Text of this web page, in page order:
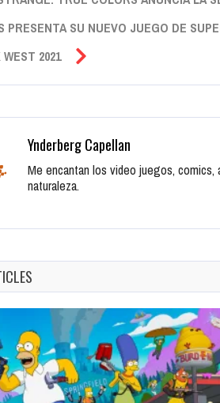
PRESENTA SU NUEVO JUEGO DE
2021
Ynderberg Capellan
Me encantan los video juegos, comics,
naturaleza.